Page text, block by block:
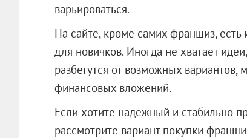
варьироваться.
На сайте, кроме самих франшиз, есть
для новичков. Иногда не хватает
разбегутся от возможных
финансовых вложений.
Если хотите надежный и стабильно
рассмотрите вариант покупки